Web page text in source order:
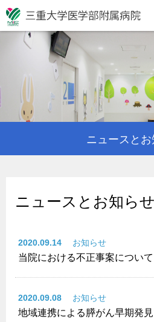
ニュースと
ニュースとお知ら
2020.09.14 お知らせ
当院における不正事案について
2020.09.08 お知らせ
地域連携による膵がん早期発